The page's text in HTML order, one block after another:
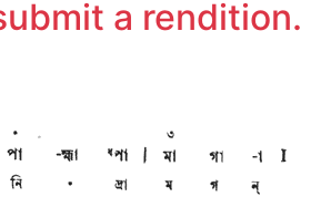
a rendition.